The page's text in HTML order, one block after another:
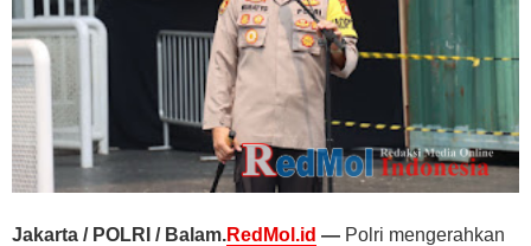
Jakarta / POLRI / Balam.RedMol.id — Polri mengerahkan